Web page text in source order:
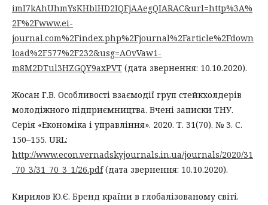
imI7kAhUhmYsKHblHD2IQFjAAegQIARAC&url=http%3A%
2F%2Fwww.ei-
journal.com%2Findex.php%2Fjournal%2Farticle%2Fdown
load%2F577%2F232&usg=AOvVaw1-
m8M2DTul3HZGQY9axPVT (дата звернення: 10.10.2020).
Жосан Г.В. Особливості взаємодії груп стейкхолдерів
молодіжного підприємництва. Вчені записки ТНУ.
Серія «Економіка і управління». 2020. Т. 31(70). № 3. С.
150–155. URL:
http://www.econ.vernadskyjournals.in.ua/journals/2020/31
_70_3/31_70_3_1/26.pdf(дата звернення: 10.10.2020).
Кирилов Ю.Є. Бренд країни в глобалізованому світі.